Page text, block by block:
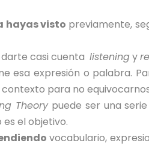
hayas visto previamente,
casi cuenta listeningy
esa expresión o palabra.
para no
Theorypuede ser una
el objetivo.
vocabulario,